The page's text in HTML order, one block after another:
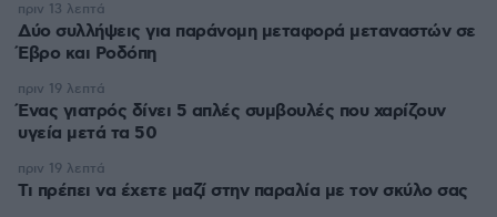
Δύο συλλήψεις για παράνομη μεταφορά μεταναστών σε
Έβρο και Ροδόπη
πριν 13 λεπτά
Ένας γιατρός δίνει 5 απλές συμβουλές που χαρίζουν
υγεία μετά τα 50
πριν 19 λεπτά
Τι πρέπει να έχετε μαζί στην παραλία με τον σκύλο σας
πριν 19 λεπτά